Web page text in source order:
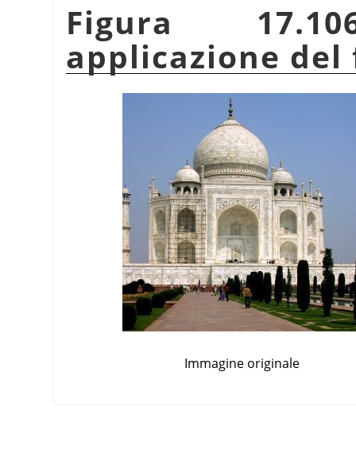
Figura
applicazione
Immagine originale